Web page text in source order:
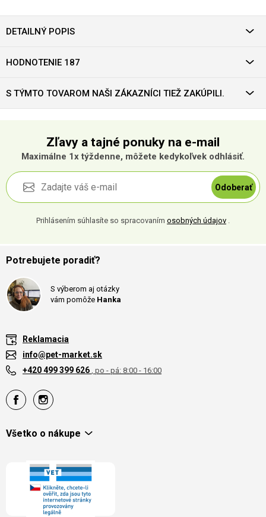
DETAILNÝ POPIS
HODNOTENIE 187
S TÝMTO TOVAROM NAŠI ZÁKAZNÍCI TIEŽ ZAKÚPILI.
Zľavy a tajné ponuky na e-mail
Maximálne 1x týždenne, môžete kedykoľvek odhlásiť.
Odoberať
Prihlásením súhlasíte so spracovaním osobných údajov .
Potrebujete poradiť?
S výberom aj otázky
vám pomôže Hanka
Reklamacia
info@pet-market.sk
+420 499 399 626 , po - pá: 8:00 - 16:00
Všetko o nákupe